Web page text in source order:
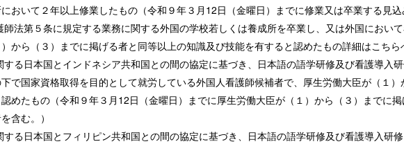
おいて２年以上修業したもの（令和９年３月12日（金曜日）までに修業又は卒業する見込
法第５条に規定する業務に関する外国の学校若しくは養成所を卒業し、又は外国におい
から（３）までに掲げる者と同等以上の知識及び技能を有すると認めたもの詳細はこちら
る日本国とインドネシア共和国との間の協定に基づき、日本語の語学研修及び看護導入
で国家資格取得を目的として就労している外国人看護師候補者で、厚生労働大臣が（１
めたもの（令和９年３月12日（金曜日）までに厚生労働大臣が（１）から（３）までに
含む。）
る日本国とフィリピン共和国との間の協定に基づき、日本語の語学研修及び看護導入研